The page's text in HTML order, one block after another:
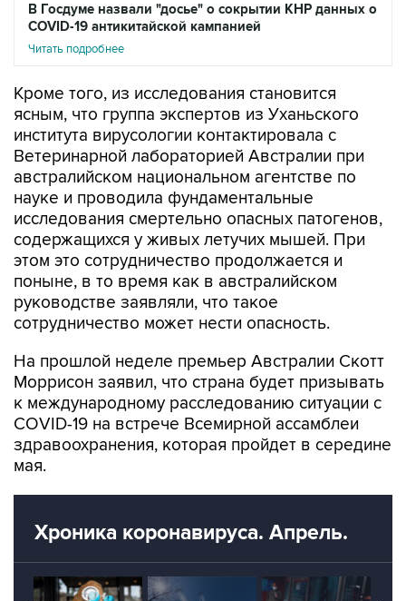
В Госдуме назвали "досье" о сокрытии КНР данных о
COVID-19 антикитайской кампанией
Читать подробнее
Кроме того, из исследования становится
ясным, что группа экспертов из Уханьского
института вирусологии контактировала с
Ветеринарной лабораторией Австралии при
австралийском национальном агентстве по
науке и проводила фундаментальные
исследования смертельно опасных патогенов,
содержащихся у живых летучих мышей. При
этом это сотрудничество продолжается и
поныне, в то время как в австралийском
руководстве заявляли, что такое
сотрудничество может нести опасность.
На прошлой неделе премьер Австралии Скотт
Моррисон заявил, что страна будет призывать
к международному расследованию ситуации с
COVID-19 на встрече Всемирной ассамблеи
здравоохранения, которая пройдет в середине
мая.
Хроника коронавируса. Апрель.